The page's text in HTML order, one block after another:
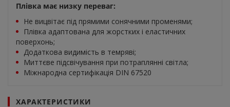
Плівка має низку переваг:
Не вицвітає під прямими сонячними променями;
Плівка адаптована для жорстких і еластичних
поверхонь;
Додаткова видимість в темряві;
Миттєве підсвічування при потраплянні світла;
Міжнародна сертифікація DIN 67520
ХАРАКТЕРИСТИКИ